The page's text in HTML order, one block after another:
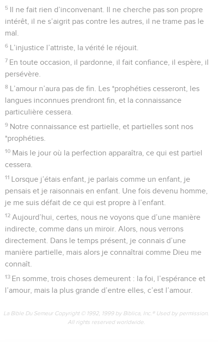
5 Il ne fait rien d’inconvenant. Il ne cherche pas son propre
intérêt, il ne s’aigrit pas contre les autres, il ne trame pas le
mal.
6 L’injustice l’attriste, la vérité le réjouit.
7 En toute occasion, il pardonne, il fait confiance, il espère, il
persévère.
8 L’amour n’aura pas de fin. Les *prophéties cesseront, les
langues inconnues prendront fin, et la connaissance
particulière cessera.
9 Notre connaissance est partielle, et partielles sont nos
*prophéties.
10 Mais le jour où la perfection apparaîtra, ce qui est partiel
cessera.
11 Lorsque j’étais enfant, je parlais comme un enfant, je
pensais et je raisonnais en enfant. Une fois devenu homme,
je me suis défait de ce qui est propre à l’enfant.
12 Aujourd’hui, certes, nous ne voyons que d’une manière
indirecte, comme dans un miroir. Alors, nous verrons
directement. Dans le temps présent, je connais d’une
manière partielle, mais alors je connaîtrai comme Dieu me
connaît.
13 En somme, trois choses demeurent : la foi, l’espérance et
l’amour, mais la plus grande d’entre elles, c’est l’amour.
La Bible Du Semeur Copyright © 1992, 1999 by Biblica, Inc.® Used by permission.
All rights reserved worldwide.